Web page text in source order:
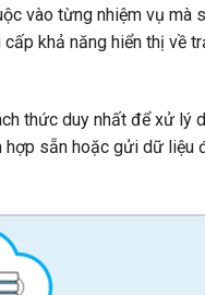
vào từng nhiệm vụ mà
khả năng hiển thị về
thức duy nhất để xử lý
sẵn hoặc gửi dữ liệu